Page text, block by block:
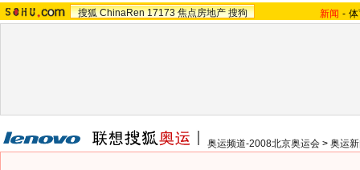
搜狐 ChinaRen 17173 焦点房地产 搜狗 新闻 -
奥运频道-2008北京奥运会 > 奥运